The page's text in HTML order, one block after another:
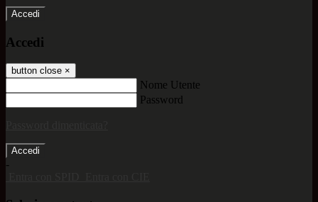
Accedi
Accedi
button close ×
Nome Utente
Password
-